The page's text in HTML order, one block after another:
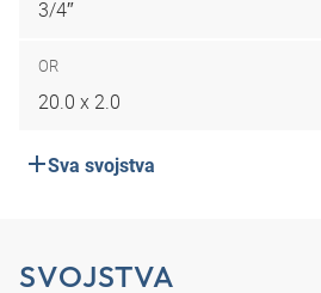
3/4″
OR
20.0 x 2.0
Sva svojstva
SVOJSTVA